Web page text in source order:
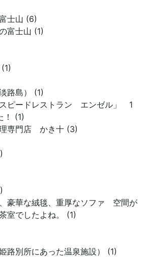
士山 (6)
富士山 (1)
路島） (1)
ピードレストラン エンゼル」 1
！ (1)
専門店 かき十 (3)
豪華な絨毯、重厚なソファ 空間が
室でしたよね。 (1)
路別所にあった温泉施設） (1)